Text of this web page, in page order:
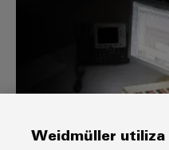
Weidmüller utiliza